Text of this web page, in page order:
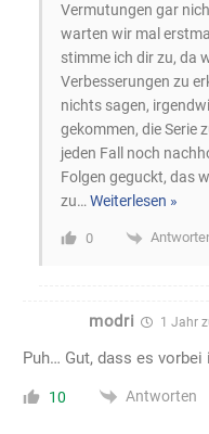
Vermutungen gar
warten wir mal
stimme ich dir zu, da
Verbesserungen zu
nichts sagen,
gekommen, die Serie
jeden Fall noch
Folgen geguckt, das
zu…Weiterlesen »
0
modri 1 Jahr
Puh… Gut, dass es vorbei
10 Antworten